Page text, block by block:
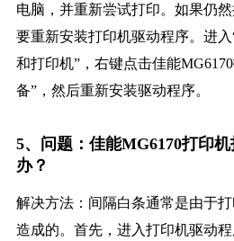
电脑，并重新尝试打印。如果仍
要重新安装打印机驱动程序。进
和打印机”，右键点击佳能
备”，然后重新安装驱动程序。
5、问题：佳能MG6170打印
办？
解决方法：间隔白条通常是由于
造成的。首先，进入打印机驱动程